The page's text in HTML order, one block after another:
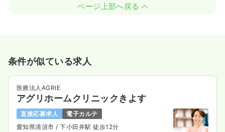
ページ上部へ戻る
条件が似ている求人
医療法人AGRIE
アグリホームクリニックきよす
直接応募求人
電子カルテ
愛知県清須市 / 下小田井駅 徒歩12分